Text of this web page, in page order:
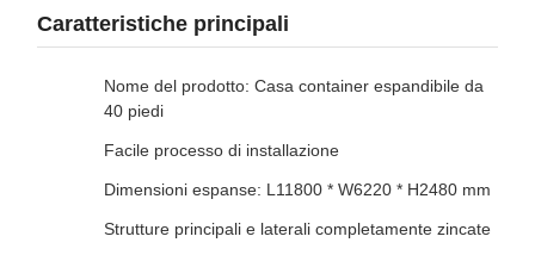
Caratteristiche principali
Nome del prodotto: Casa container espandibile da
40 piedi
Facile processo di installazione
Dimensioni espanse: L11800 * W6220 * H2480 mm
Strutture principali e laterali completamente zincate